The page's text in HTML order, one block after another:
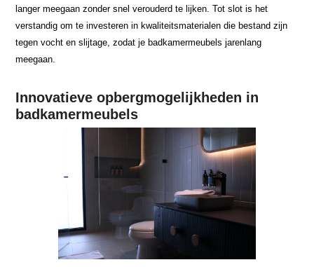
langer meegaan zonder snel verouderd te lijken. Tot slot is het
verstandig om te investeren in kwaliteitsmaterialen die bestand zijn
tegen vocht en slijtage, zodat je badkamermeubels jarenlang
meegaan.
Innovatieve opbergmogelijkheden in
badkamermeubels